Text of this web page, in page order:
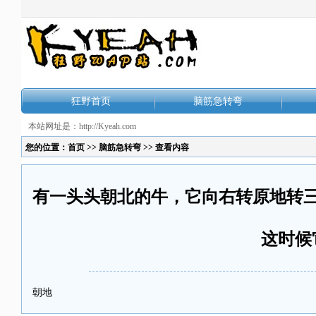
狂野首页 脑筋急转弯
本站网址是：http://Kyeah.com
您的位置： 首页 >> 脑筋急转弯 >> 查看内容
有一头头朝北的牛，它向右转原地转
这时候
朝地